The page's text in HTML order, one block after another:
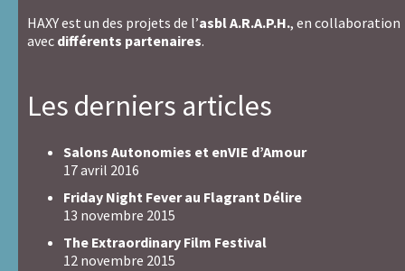
champ
case.
HAXY est un des projets de l’asbl A.R.A.P.H., en collaboration
avec différents partenaires.
Les derniers articles
Salons Autonomies et enVIE d’Amour
17 avril 2016
Friday Night Fever au Flagrant Délire
13 novembre 2015
The Extraordinary Film Festival
12 novembre 2015